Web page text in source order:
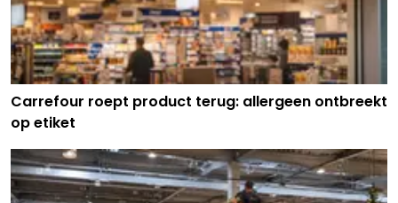
Carrefour roept product terug: allergeen ontbreekt
op etiket